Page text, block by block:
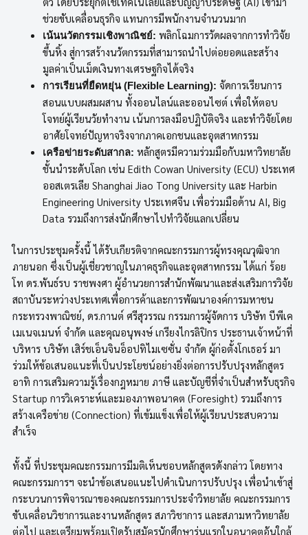
ช่วยขับเคลื่อนธุรกิจ แทนการมีพนักงานจำนวนมาก
เน้นนวัตกรรมเชิงพาณิชย์: พลิกโฉมการวัดผลจากการทำวิจัย
ขึ้นหิ้ง สู่การสร้างนวัตกรรมที่สามารถนำไปต่อยอดและสร้าง
มูลค่าเป็นเม็ดเงินทางเศรษฐกิจได้จริง
การเรียนที่ยืดหยุ่น (Flexible Learning): จัดการเรียนการ
สอนแบบผสมผสาน ทั้งออนไลน์และออนไซต์ เพื่อให้ตอบ
โจทย์ผู้เรียนวัยทำงาน เน้นการลงมือปฏิบัติจริง และทำวิจัยโดย
อาศัยโจทย์ปัญหาจริงจากภาคเอกชนและอุตสาหกรรม
เครือข่ายระดับสากล: หลักสูตรมีความร่วมมือกับมหาวิทยาลัย
ชั้นนำระดับโลก เช่น Edith Cowan University (ECU) ประเทศ
ออสเตรเลีย Shanghai Jiao Tong University และ Harbin
Engineering University ประเทศจีน เพื่อร่วมมือด้าน AI, Big
Data รวมถึงการส่งนักศึกษาไปทำวิจัยแลกเปลี่ยน
ในการประชุมครั้งนี้ ได้รับเกียรติจากคณะกรรมการผู้ทรงคุณวุฒิจาก
ภายนอก ซึ่งเป็นผู้เชี่ยวชาญในภาคธุรกิจและอุตสาหกรรม ได้แก่ ร้อย
โท ดร.พันธ์รบ ราชพงศา ผู้อำนวยการสำนักพัฒนาและส่งเสริมการวิจัย
สถาบันระหว่างประเทศเพื่อการค้าและการพัฒนาองค์การมหาชน
กระทรวงพาณิชย์, ดร.กานต์ ศรีสุวรรณ กรรมการผู้จัดการ บริษัท บีพีเค
เมเนจเมนท์ จำกัด และคุณอนุพงษ์ เกรียงไกรลิปิกร ประธานเจ้าหน้าที่
บริหาร บริษัท เสิร์ชเอ็นจินอ็อปทิไมเซซั่น จำกัด ผู้ก่อตั้งโกเธอร์ มา
ร่วมให้ข้อเสนอแนะที่เป็นประโยชน์อย่างยิ่งต่อการปรับปรุงหลักสูตร
อาทิ การเสริมความรู้เรื่องกฎหมาย ภาษี และบัญชีที่จำเป็นสำหรับธุรกิจ
Startup การวิเคราะห์และมองภาพอนาคต (Foresight) รวมถึงการ
สร้างเครือข่าย (Connection) ที่เข้มแข็งเพื่อให้ผู้เรียนประสบความ
สำเร็จ
ทั้งนี้ ที่ประชุมคณะกรรมการมีมติเห็นชอบหลักสูตรดังกล่าว โดยทาง
คณะกรรมการฯ จะนำข้อเสนอแนะไปดำเนินการปรับปรุง เพื่อนำเข้าสู่
กระบวนการพิจารณาของคณะกรรมการประจำวิทยาลัย คณะกรรมการ
ขับเคลื่อนวิชาการและงานหลักสูตร สภาวิชาการ และสภามหาวิทยาลัย
ต่อไป และเตรียมพร้อมเปิดรับสมัครนักศึกษารุ่นแรกในอนาคตอันใกล้